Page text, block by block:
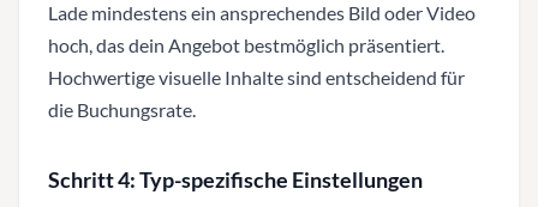
Lade mindestens ein ansprechendes Bild oder Video
hoch, das dein Angebot bestmöglich präsentiert.
Hochwertige visuelle Inhalte sind entscheidend für
die Buchungsrate.
Schritt 4: Typ-spezifische Einstellungen